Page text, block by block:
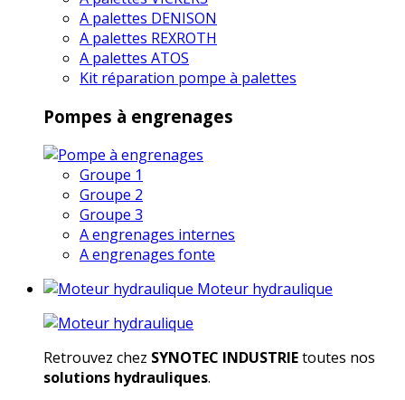
A palettes DENISON
A palettes REXROTH
A palettes ATOS
Kit réparation pompe à palettes
Pompes à engrenages
Groupe 1
Groupe 2
Groupe 3
A engrenages internes
A engrenages fonte
Moteur hydraulique
Retrouvez chez SYNOTEC INDUSTRIEtoutes nos
solutions hydrauliques.